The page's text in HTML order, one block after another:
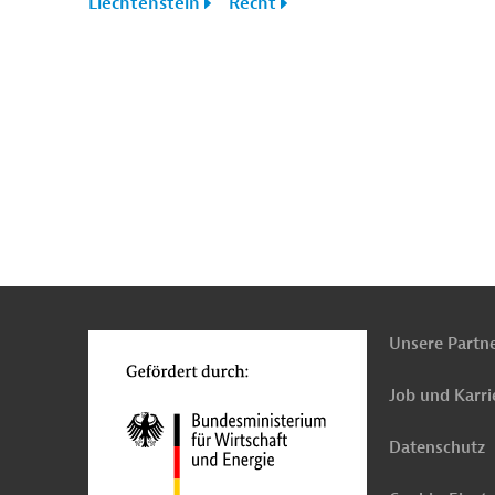
Unsere
Job und
Datenschutz